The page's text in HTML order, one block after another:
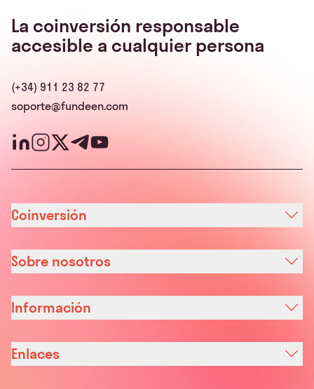
La coinversión responsable
accesible a cualquier persona
(+34) 911 23 82 77
soporte@fundeen.com
Coinversión
Sobre nosotros
Información
Enlaces